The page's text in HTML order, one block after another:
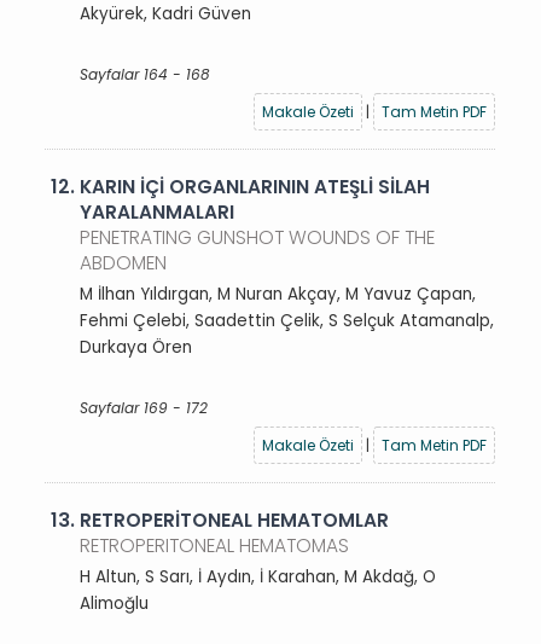
Akyürek, Kadri Güven
Sayfalar 164 - 168
Makale Özeti
| Tam Metin PDF
12. KARIN İÇİ ORGANLARININ ATEŞLİ SİLAH
YARALANMALARI
PENETRATING GUNSHOT WOUNDS OF THE
ABDOMEN
M İlhan Yıldırgan, M Nuran Akçay, M Yavuz Çapan,
Fehmi Çelebi, Saadettin Çelik, S Selçuk Atamanalp,
Durkaya Ören
Sayfalar 169 - 172
Makale Özeti
| Tam Metin PDF
13. RETROPERİTONEAL HEMATOMLAR
RETROPERITONEAL HEMATOMAS
H Altun, S Sarı, İ Aydın, İ Karahan, M Akdağ, O
Alimoğlu